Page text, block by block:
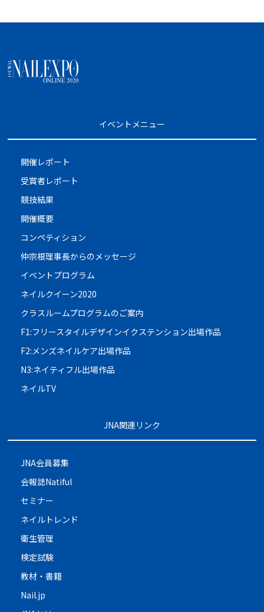
イベントメニュー
開催レポート
受賞者レポート
競技結果
開催概要
コンペティション
仲宗根理事長からのメッセージ
イベントプログラム
ネイルクイーン2020
クラスルームプログラムのご案内
F1:フリースタイルデザインイクステンション出場作品
F2:メンズネイルケア出場作品
N3:ネイティフル出場作品
ネイルTV
JNA関連リンク
JNA会員募集
会報誌Natiful
セミナー
ネイルトレンド
衛生管理
検定試験
教材・書籍
Nail.jp